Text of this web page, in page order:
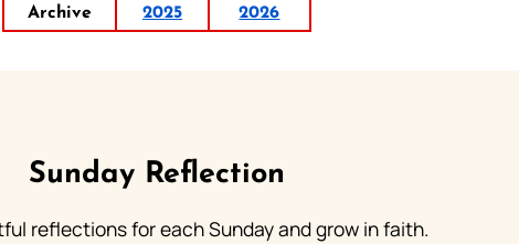
Archive
2025 2026
Sunday Reflection
reflections for each Sunday and grow in faith.